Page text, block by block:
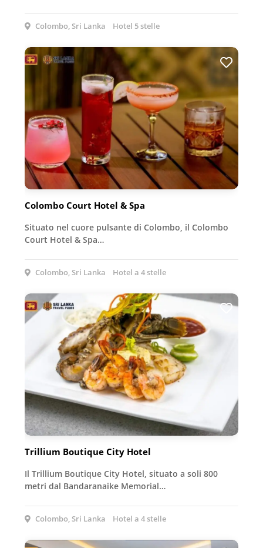
Colombo, Sri Lanka Hotel 5 stelle
Colombo Court Hotel & Spa
Situato nel cuore pulsante di Colombo, il Colombo
Court Hotel & Spa…
Colombo, Sri Lanka Hotel a 4 stelle
Trillium Boutique City Hotel
Il Trillium Boutique City Hotel, situato a soli 800
metri dal Bandaranaike Memorial…
Colombo, Sri Lanka Hotel a 4 stelle